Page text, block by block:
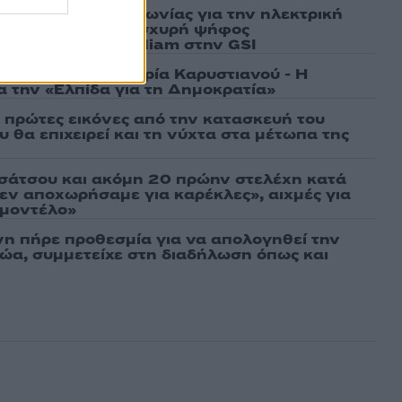
υπογραφή συμφωνίας για την ηλεκτρική
– Κύπρου: «Ισχυρή ψήφος
της Meridiam στην GSI
μένει η Μαρία Καρυστιανού - Η
την «Ελπίδα για τη Δημοκρατία»
εικόνες από την κατασκευή του
επιχειρεί και τη νύχτα στα μέτωπα της
και ακόμη 20 πρώην στελέχη κατά
αποχωρήσαμε για καρέκλες», αιχμές για
πήρε προθεσμία για να απολογηθεί την
συμμετείχε στη διαδήλωση όπως και